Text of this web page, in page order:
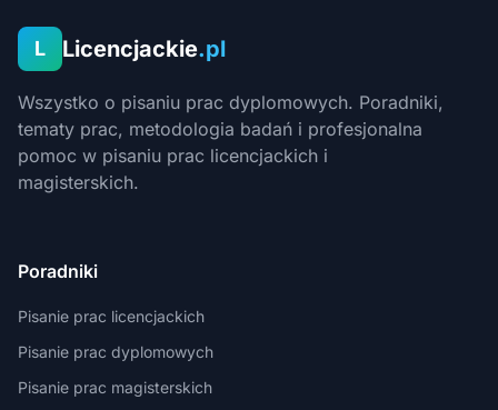
L Licencjackie.pl
Wszystko o pisaniu prac dyplomowych. Poradniki,
tematy prac, metodologia badań i profesjonalna
pomoc w pisaniu prac licencjackich i
magisterskich.
Poradniki
Pisanie prac licencjackich
Pisanie prac dyplomowych
Pisanie prac magisterskich